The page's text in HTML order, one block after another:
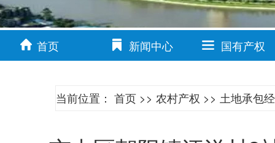
首页 新闻中心 国有产权
当前位置： 首页 >> 农村产权 >> 土地承包